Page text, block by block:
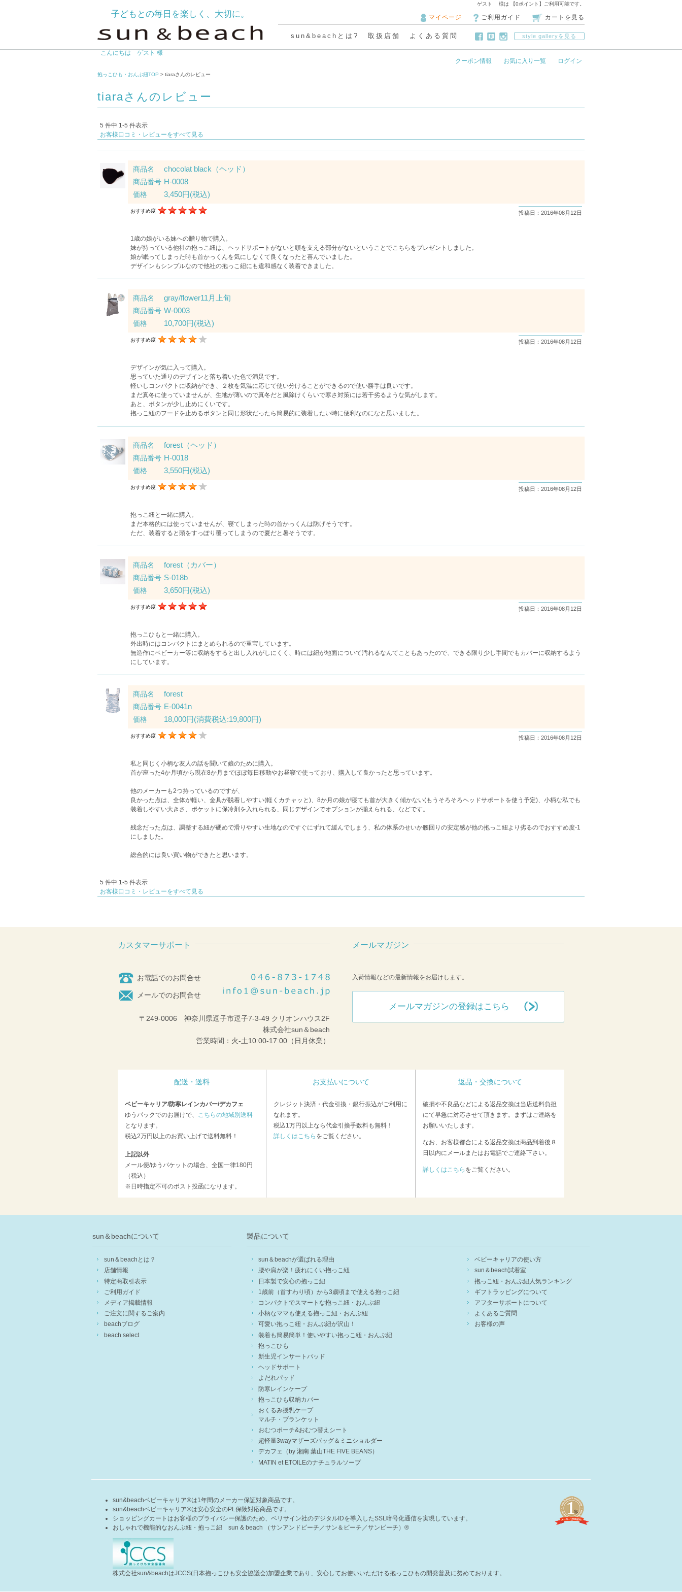
子どもとの毎日を楽しく、大切に。
ゲスト 様は 【0ポイント】ご利用可能です。
マイページ ご利用ガイド カートを見る
sun&beachとは? 取扱店舗 よくある質問 style galleryを見る
こんにちは ゲスト 様
クーポン情報
お気に入り一覧 ログイン
抱っこひも・おんぶ紐TOP > tiaraさんのレビュー
tiaraさんのレビュー
5 件中 1-5 件表示
お客様口コミ・レビューをすべて見る
商品名 chocolat black（ヘッド）
商品番号 H-0008
価格 3,450円(税込)
投稿日：2016年08月12日
おすすめ度
1歳の娘がいる妹への贈り物で購入。
妹が持っている他社の抱っこ紐は、ヘッドサポートがないと頭を支える部分がないということでこちらをプレゼントしました。
娘が眠ってしまった時も首かっくんを気にしなくて良くなったと喜んでいました。
デザインもシンプルなので他社の抱っこ紐にも違和感なく装着できました。
商品名 gray/flower11月上旬
商品番号 W-0003
価格 10,700円(税込)
投稿日：2016年08月12日
おすすめ度
デザインが気に入って購入。
思っていた通りのデザインと落ち着いた色で満足です。
軽いしコンパクトに収納ができ、２枚を気温に応じて使い分けることができるので使い勝手は良いです。
まだ真冬に使っていませんが、生地が薄いので真冬だと風除けくらいで寒さ対策には若干劣るような気がします。
あと、ボタンが少し止めにくいです。
抱っこ紐のフードを止めるボタンと同じ形状だったら簡易的に装着したい時に便利なのになと思いました。
商品名 forest（ヘッド）
商品番号 H-0018
価格 3,550円(税込)
投稿日：2016年08月12日
おすすめ度
抱っこ紐と一緒に購入。
まだ本格的には使っていませんが、寝てしまった時の首かっくんは防げそうです。
ただ、装着すると頭をすっぽり覆ってしまうので夏だと暑そうです。
商品名 forest（カバー）
商品番号 S-018b
価格 3,650円(税込)
投稿日：2016年08月12日
おすすめ度
抱っこひもと一緒に購入。
外出時にはコンパクトにまとめられるので重宝しています。
無造作にベビーカー等に収納をすると出し入れがしにくく、時には紐が地面について汚れるなんてこともあったので、できる限り少し手間でもカバーに収納するよう
にしています。
商品名 forest
商品番号 E-0041n
価格 18,000円(消費税込:19,800円)
投稿日：2016年08月12日
おすすめ度
私と同じく小柄な友人の話を聞いて娘のために購入。
首が座った4か月頃から現在8か月までほぼ毎日移動やお昼寝で使っており、購入して良かったと思っています。
他のメーカーも2つ持っているのですが、
良かった点は、全体が軽い、金具が脱着しやすい(軽くカチャッと)、8か月の娘が寝ても首が大きく傾かない(もうそろそろヘッドサポートを使う予定)、小柄な私でも
装着しやすい大きさ、ポケットに保冷剤を入れられる、同じデザインでオプションが揃えられる、などです。
残念だった点は、調整する紐が硬めで滑りやすい生地なのですぐにずれて緩んでしまう、私の体系のせいか腰回りの安定感が他の抱っこ紐より劣るのでおすすめ度-1
にしました。
総合的には良い買い物ができたと思います。
5 件中 1-5 件表示
お客様口コミ・レビューをすべて見る
カスタマーサポート
お電話でのお問合せ
メールでのお問合せ
〒249-0006 神奈川県逗子市逗子7-3-49 クリオンハウス2F
株式会社sun＆beach
営業時間：火-土10:00-17:00（日月休業）
メールマガジン
入荷情報などの最新情報をお届けします。
メールマガジンの登録はこちら
配送・送料
ベビーキャリア/防寒レインカバー/デカフェ
ゆうパックでのお届けで、
こちらの地域別送料
となります。
税込2万円以上のお買い上げで送料無料！
上記以外
メール便/ゆうパケットの場合、全国一律180円
（税込）
※日時指定不可のポスト投函になります。
お支払いについて
クレジット決済・代金引換・銀行振込がご利用に
なれます。
税込1万円以上なら代金引換手数料も無料！
詳しくはこちら をご覧ください。
返品・交換について
破損や不良品などによる返品交換は当店送料負担
にて早急に対応させて頂きます。まずはご連絡を
お願いいたします。
なお、お客様都合による返品交換は商品到着後８
日以内にメールまたはお電話でご連絡下さい。
詳しくはこちら をご覧ください。
sun＆beachについて
sun＆beachとは？
店舗情報
特定商取引表示
ご利用ガイド
メディア掲載情報
ご注文に関するご案内
beachブログ
beach select
製品について
sun＆beachが選ばれる理由
腰や肩が楽！疲れにくい抱っこ紐
日本製で安心の抱っこ紐
1歳前（首すわり頃）から3歳頃まで使える抱っこ紐
コンパクトでスマートな抱っこ紐・おんぶ紐
小柄なママも使える抱っこ紐・おんぶ紐
可愛い抱っこ紐・おんぶ紐が沢山！
装着も簡易簡単！使いやすい抱っこ紐・おんぶ紐
抱っこひも
新生児インサートパッド
ヘッドサポート
よだれパッド
防寒レインケープ
抱っこひも収納カバー
おくるみ授乳ケープ
マルチ・ブランケット
おむつポーチ&おむつ替えシート
超軽量3wayマザーズバッグ＆ミニショルダー
デカフェ（by 湘南 葉山THE FIVE BEANS）
MATIN et ETOILEのナチュラルソープ
ベビーキャリアの使い方
sun＆beach試着室
抱っこ紐・おんぶ紐人気ランキング
ギフトラッピングについて
アフターサポートについて
よくあるご質問
お客様の声
sun&beachベビーキャリア®は1年間のメーカー保証対象商品です。
sun&beachベビーキャリア®は安心安全のPL保険対応商品です。
ショッピングカートはお客様のプライバシー保護のため、ベリサイン社のデジタルIDを導入したSSL暗号化通信を実現しています。
おしゃれで機能的なおんぶ紐・抱っこ紐 sun & beach （サンアンドビーチ／サン＆ビーチ／サンビーチ）®
株式会社sun&beachはJCCS(日本抱っこひも安全協議会)加盟企業であり、安心してお使いいただける抱っこひもの開発普及に努めております。